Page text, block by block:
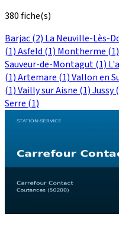
380 fiche(s)
Barjac(2) La Neuville-Lès-
(1)Asfeld (1) Montherme (1)
Sauveur-de-Montagut(1)
(1)Artemare (1)Vallon en
(1)Vailly sur Aisne (1)Jussy
Serre (1)